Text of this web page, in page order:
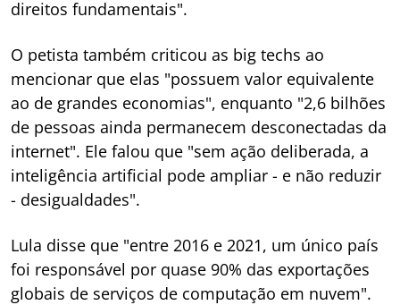
direitos fundamentais".
O petista também criticou as big techs ao
mencionar que elas "possuem valor equivalente
ao de grandes economias", enquanto "2,6 bilhões
de pessoas ainda permanecem desconectadas da
internet". Ele falou que "sem ação deliberada, a
inteligência artificial pode ampliar - e não reduzir
- desigualdades".
Lula disse que "entre 2016 e 2021, um único país
foi responsável por quase 90% das exportações
globais de serviços de computação em nuvem".